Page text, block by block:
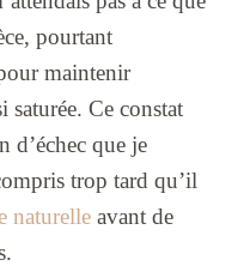
pourtant
maintenir
saturée. Ce constat
d’échec que je
trop tard qu’il
naturelle avant de